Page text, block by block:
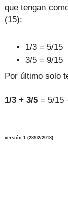
que tengan
(15):
1/3 = 5/15
3/5 = 9/15
Por último solo
1/3 + 3/5 = 5/15
versión 1 (28/02/2018)